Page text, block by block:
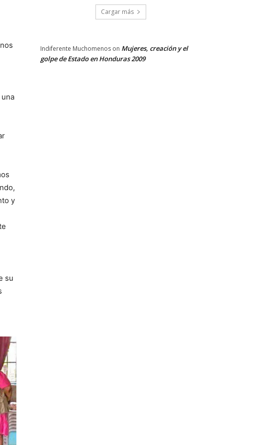
y
su
Cargar más
Indiferente Muchomenos on Mujeres, creación y el
golpe de Estado en Honduras 2009